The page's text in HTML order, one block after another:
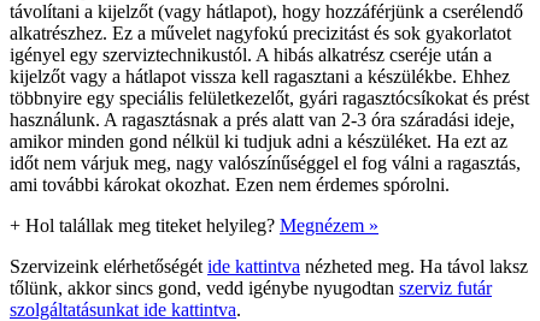
távolítani a kijelzőt (vagy hátlapot), hogy hozzáférjünk a cserélendő
alkatrészhez. Ez a művelet nagyfokú precizitást és sok gyakorlatot
igényel egy szerviztechnikustól. A hibás alkatrész cseréje után a
kijelzőt vagy a hátlapot vissza kell ragasztani a készülékbe. Ehhez
többnyire egy speciális felületkezelőt, gyári ragasztócsíkokat és prést
használunk. A ragasztásnak a prés alatt van 2-3 óra száradási ideje,
amikor minden gond nélkül ki tudjuk adni a készüléket. Ha ezt az
időt nem várjuk meg, nagy valószínűséggel el fog válni a ragasztás,
ami további károkat okozhat. Ezen nem érdemes spórolni.
+ Hol talállak meg titeket helyileg? Megnézem »
Szervizeink elérhetőségét ide kattintva nézheted meg. Ha távol laksz
tőlünk, akkor sincs gond, vedd igénybe nyugodtan szerviz futár
szolgáltatásunkat ide kattintva.